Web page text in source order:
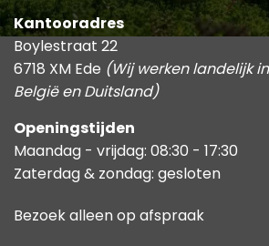
Kantooradres
Boylestraat 22
6718 XM Ede (Wij werken landelijk
België en Duitsland)
Openingstijden
Maandag - vrijdag: 08:30 - 17:30
Zaterdag & zondag: gesloten
Bezoek alleen op afspraak